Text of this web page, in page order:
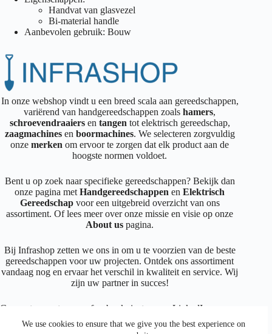
We use cookies to ensure that we give you the best experience on
Handvat van glasvezel
Bi-material handle
Aanbevolen gebruik: Bouw
In onze webshop vindt u een breed scala aan gereedschappen,
variërend van handgereedschappen zoalshamers,
schroevendraaiersen tangen tot elektrisch gereedschap,
zaagmachines en boormachines. We selecteren zorgvuldig
onzemerkenom ervoor te zorgen dat elk product aan de
hoogste normen voldoet.
Bent u op zoek naar specifieke gereedschappen? Bekijk dan
onze pagina metHandgereedschappen enElektrisch
Gereedschapvoor een uitgebreid overzicht van ons
assortiment. Of lees meer over onze missie en visie op onze
About us pagina.
Bij Infrashop zetten we ons in om u te voorzien van de beste
gereedschappen voor uw projecten. Ontdek ons assortiment
vandaag nog en ervaar het verschil in kwaliteit en service. Wij
zijn uw partner in succes!
Connecteer met ons op facebook instagram LinkedIn